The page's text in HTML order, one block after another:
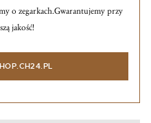
o zegarkach.Gwarantujemy przy
jakość!